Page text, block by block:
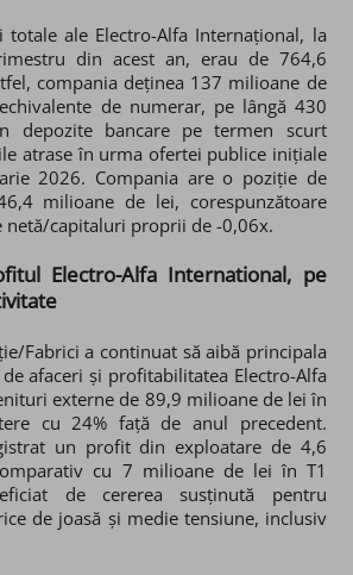
ale Electro-Alfa Internațional, la
din acest an, erau de 764,6
compania deținea 137 milioane de
de numerar, pe lângă 430
depozite bancare pe termen scurt
atrase în urma ofertei publice inițiale
2026. Compania are o poziție de
milioane de lei, corespunzătoare
capitaluri proprii de -0,06x.
Electro-Alfa International, pe
Fabrici a continuat să aibă principala
afaceri și profitabilitatea Electro-Alfa
externe de 89,9 milioane de lei în
cu 24% față de anul precedent.
un profit din exploatare de 4,6
cu 7 milioane de lei în T1
de cererea susținută pentru
de joasă și medie tensiune, inclusiv